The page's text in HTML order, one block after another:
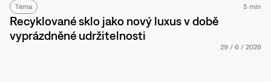
Téma 5 min
Recyklované sklo jako nový luxus v době
vyprázdněné udržitelnosti
29 / 6 / 2026